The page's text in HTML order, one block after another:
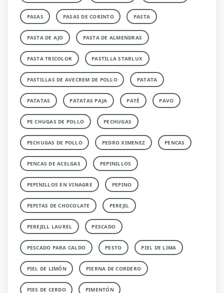
PASAS PASAS DE CORINTO PASTA
PASTA DE AJO PASTA DE ALMENDRAS
PASTA TRICOLOR PASTILLA STARLUX
PASTILLAS DE AVECREM DE POLLO PATATA
PATATAS PATATAS PAJA PATÉ PAVO
PE CHUGAS DE POLLO PECHUGAS
PECHUGAS DE POLLO PEDRO XIMENEZ PENCAS
PENCAS DE ACELGAS PEPINILLOS
PEPINILLOS EN VINAGRE PEPINO
PEPITAS DE CHOCOLATE PEREJIL
PEREJILL LAUREL PESCADO
PESCADO PARA CALDO PESTO PIEL DE LIMA
PIEL DE LIMÓN PIERNA DE CORDERO
PIES DE CERDO PIMENTÓN